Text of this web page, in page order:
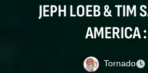
JEPH LOEB & TIM
AMERICA
Tornado